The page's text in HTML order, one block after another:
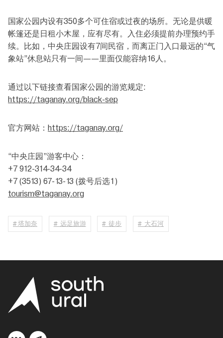
国家公园内设有350多个可住宿或过夜的场所。无论是供暖
帐篷还是日租小木屋，应有尽有。入住必须提前办理预约手
续。比如，中央庄园设有7间民宿，而离正门入口最远的“气
象站”休息站只有一间——里面仅能容纳16人。
通过以下链接查看国家公园的游览规定:
https://taganay.org/black-sep
官方网站： https://taganay.org/
“中央庄园”游客中心：
+7 912-314-34-34
+7 (3513) 67-13-13 (拨号后选1)
tourism@taganay.org
# 塔加奈 # 远足旅游 # 徒步 # 大石河